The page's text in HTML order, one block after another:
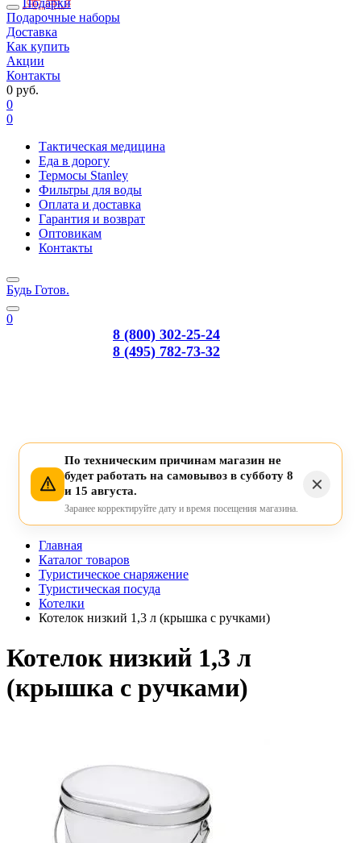
Подарки
Подарочные наборы
Доставка
Как купить
Акции
Контакты
0 руб.
0
0
Тактическая медицина
Еда в дорогу
Термосы Stanley
Фильтры для воды
Оплата и доставка
Гарантия и возврат
Оптовикам
Контакты
Будь Готов.
0
8 (800) 302-25-24
8 (495) 782-73-32
По техническим причинам магазин не
будет работать на самовывоз в субботу 8
и 15 августа.
Заранее корректируйте дату и время посещения магазина.
Главная
Каталог товаров
Туристическое снаряжение
Туристическая посуда
Котелки
Котелок низкий 1,3 л (крышка с ручками)
Котелок низкий 1,3 л
(крышка с ручками)